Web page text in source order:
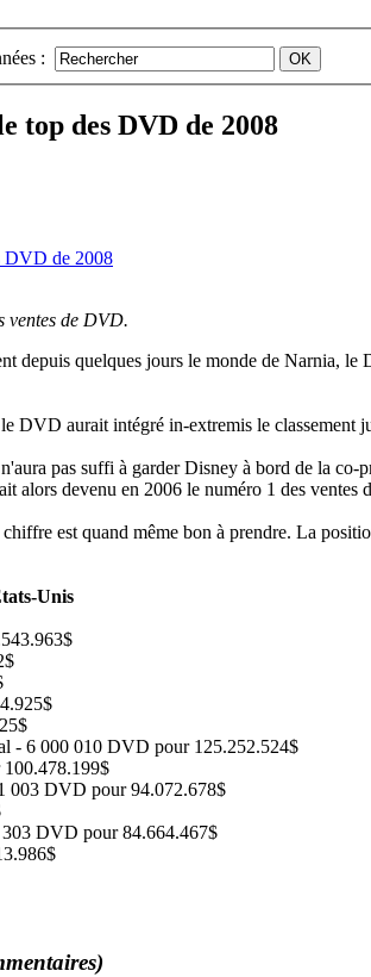
:
top des DVD de 2008
ventes de DVD.
depuis quelques jours le monde de Narnia,
DVD aurait intégré in-extremis le
pas suffi à garder Disney à bord de la
alors devenu en 2006 le numéro 1 des ventes
est quand même bon à prendre. La
Unis
- 6 000 010 DVD pour 125.252.524$
003 DVD pour 94.072.678$
DVD pour 84.664.467$